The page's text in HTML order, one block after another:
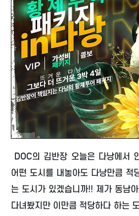
DOC의 김반장 오늘은 다낭에서
어떤 도시를 내놓아도 다낭만큼 적
는 도시가 있겠습니까!! 제가 동남
다녀봤지만 이만큼 적당하다 하는